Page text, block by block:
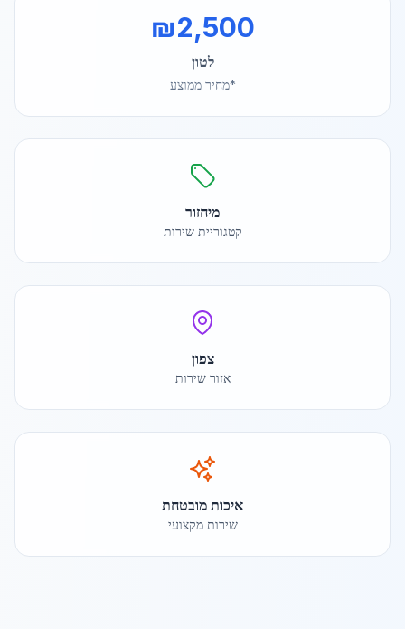
₪2,500
לטון
*מחיר ממוצע
מיחזור
קטגוריית שירות
צפון
אזור שירות
איכות מובטחת
שירות מקצועי